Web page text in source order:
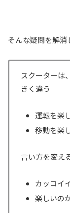
そんな疑問を解消
スクーターは
きく違う
運転を楽
移動を楽
言い方を変え
カッコイ
楽しいの